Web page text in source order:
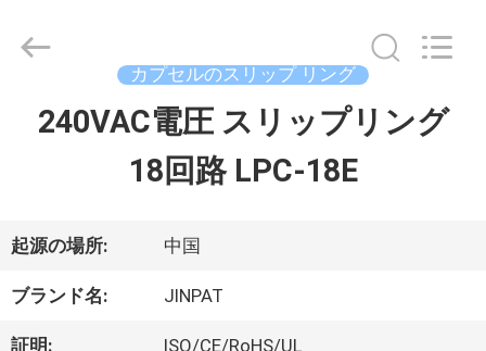
品
VR
Reserved.
カプセルのスリップ リング
240VAC電圧 スリップリング
18回路 LPC-18E
起源の場所: 中国
ブランド名: JINPAT
証明: ISO/CE/RoHS/UL